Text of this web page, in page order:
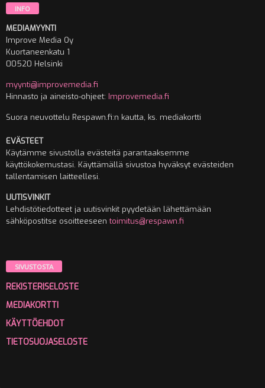
INFO
MEDIAMYYNTI
Improve Media Oy
Kuortaneenkatu 1
00520 Helsinki
myynti@improvemedia.fi
Hinnasto ja aineisto-ohjeet: Improvemedia.fi
Suora neuvottelu Respawn.fi:n kautta, ks. mediakortti
EVÄSTEET
Käytämme sivustolla evästeitä parantaaksemme
käyttökokemustasi. Käyttämällä sivustoa hyväksyt evästeiden
tallentamisen laitteellesi.
UUTISVINKIT
Lehdistötiedotteet ja uutisvinkit pyydetään lähettämään
sähköpostitse osoitteeseentoimitus@respawn.fi
SIVUSTOSTA
REKISTERISELOSTE
MEDIAKORTTI
KÄYTTÖEHDOT
TIETOSUOJASELOSTE